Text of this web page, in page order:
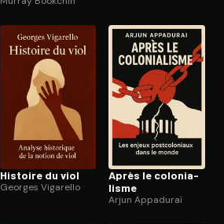
Histoire du viol
Georges Vigarello
Après le co­lo­nia­
lisme
Arjun Appaduraï